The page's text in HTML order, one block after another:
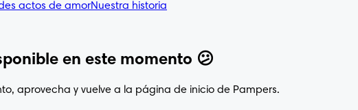
actos de amorNuestra historia
en este momento 😕
aprovecha y vuelve a la página de inicio de Pampers.